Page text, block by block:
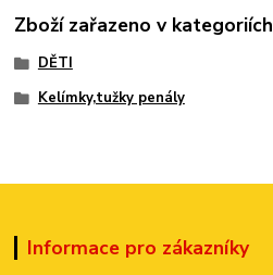
Zboží zařazeno v kategoriích
DĚTI
Kelímky,tužky penály
Informace pro zákazníky